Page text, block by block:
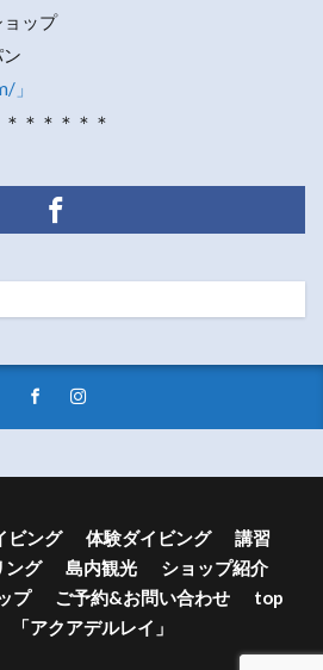
ップ
」
＊＊＊＊＊
ビング 体験ダイビング
講習
ング
島内観光
ショップ紹介
プ ご予約&お問い合わせ
top
アクアデルレイ」